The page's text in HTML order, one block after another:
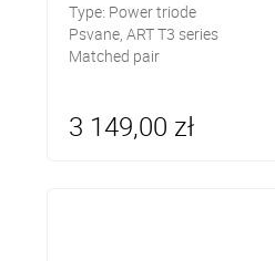
Type: Power triode
Psvane, ART T3 series
Matched pair
3 149,00 zł